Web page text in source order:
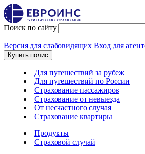
Поиск по сайту
Версия для слабовидящих Вход для
Купить полис
Для путешествий за рубеж
Для путешествий по России
Страхование пассажиров
Страхование от невыезда
От несчастного случая
Страхование квартиры
Продукты
Страховой случай